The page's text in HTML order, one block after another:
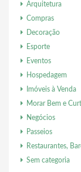
Arquitetura
Compras
Decoração
Esporte
Eventos
Hospedagem
Imóveis à Venda
Morar Bem e
Negócios
Passeios
Restaurantes,
Sem categoria